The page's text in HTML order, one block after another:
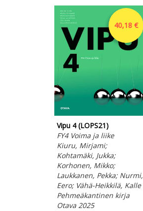
40,18 €
Vipu 4 (LOPS21)
FY4 Voima ja liike
Kiuru, Mirjami;
Kohtamäki, Jukka;
Korhonen, Mikko;
Laukkanen, Pekka; Nurmi,
Eero; Vähä-Heikkilä, Kalle
Pehmeäkantinen kirja
Otava 2025